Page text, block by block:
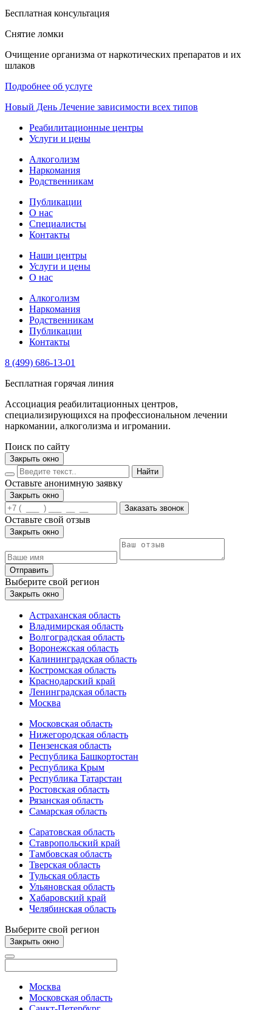
Бесплатная консультация
Снятие ломки
Очищение организма от наркотических препаратов и их
шлаков
Подробнее об услуге
Новый День Лечение зависимости всех типов
Реабилитационные центры
Услуги и цены
Алкоголизм
Наркомания
Родственникам
Публикации
О нас
Специалисты
Контакты
Наши центры
Услуги и цены
О нас
Алкоголизм
Наркомания
Родственникам
Публикации
Контакты
8 (499) 686-13-01
Бесплатная горячая линия
Ассоциация реабилитационных центров,
специализирующихся на профессиональном лечении
наркомании, алкоголизма и игромании.
Поиск по сайту
Закрыть окно
Найти
Оставьте анонимную заявку
Закрыть окно
Заказать звонок
Оставьте свой отзыв
Закрыть окно
Отправить
Выберите свой регион
Закрыть окно
Астраханская область
Владимирская область
Волгоградская область
Воронежская область
Калининградская область
Костромская область
Краснодарский край
Ленинградская область
Москва
Московская область
Нижегородская область
Пензенская область
Республика Башкортостан
Республика Крым
Республика Татарстан
Ростовская область
Рязанская область
Самарская область
Саратовская область
Ставропольский край
Тамбовская область
Тверская область
Тульская область
Ульяновская область
Хабаровский край
Челябинская область
Выберите свой регион
Закрыть окно
Москва
Московская область